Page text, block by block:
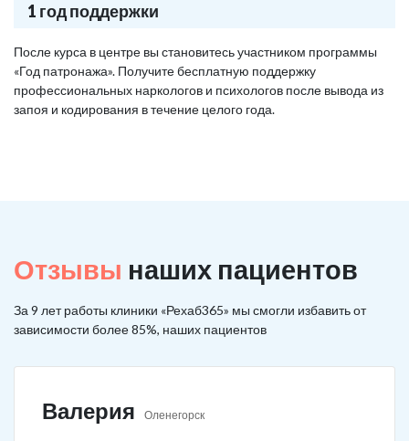
1 год поддержки
После курса в центре вы становитесь участником программы
«Год патронажа». Получите бесплатную поддержку
профессиональных наркологов и психологов после вывода из
запоя и кодирования в течение целого года.
Отзывы наших пациентов
За 9 лет работы клиники «Рехаб365» мы смогли избавить от
зависимости более 85%, наших пациентов
Валерия Оленегорск